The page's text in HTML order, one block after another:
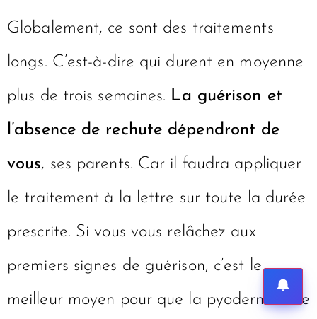
Globalement, ce sont des traitements
longs. C’est-à-dire qui durent en moyenne
plus de trois semaines. La guérison et
l’absence de rechute dépendront de
vous, ses parents. Car il faudra appliquer
le traitement à la lettre sur toute la durée
prescrite. Si vous vous relâchez aux
premiers signes de guérison, c’est le
meilleur moyen pour que la pyodermite de